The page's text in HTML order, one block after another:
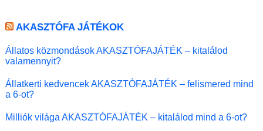
AKASZTÓFA JÁTÉKOK
Állatos közmondások AKASZTÓFAJÁTÉK – kitalálod
valamennyit?
Állatkerti kedvencek AKASZTÓFAJÁTÉK – felismered mind
a 6-ot?
Milliók világa AKASZTÓFAJÁTÉK – kitalálod mind a 6-ot?